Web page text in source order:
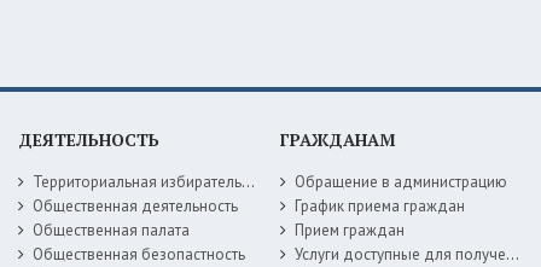
ДЕЯТЕЛЬНОСТЬ
Территориальная избирательная комиссия
Общественная деятельность
Общественная палата
Общественная безопастность
ГРАЖДАНАМ
Обращение в администрацию
График приема граждан
Прием граждан
Услуги доступные для получения в электронной форме